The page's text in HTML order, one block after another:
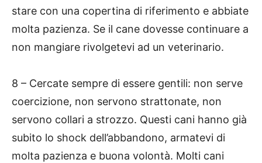
stare con una copertina di riferimento e abbiate
molta pazienza. Se il cane dovesse continuare a
non mangiare rivolgetevi ad un veterinario.
8 – Cercate sempre di essere gentili: non serve
coercizione, non servono strattonate, non
servono collari a strozzo. Questi cani hanno già
subito lo shock dell’abbandono, armatevi di
molta pazienza e buona volontà. Molti cani